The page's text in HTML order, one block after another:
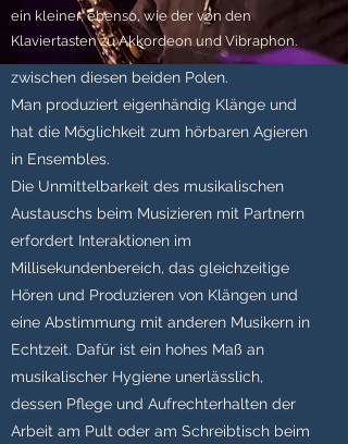
Als Musiker befindet man sich genau
zwischen diesen beiden Polen.
Man produziert eigenhändig Klänge und
hat die Möglichkeit zum hörbaren Agieren
in Ensembles.
Die Unmittelbarkeit des musikalischen
Austauschs beim Musizieren mit Partnern
erfordert Interaktionen im
Millisekundenbereich, das gleichzeitige
Hören und Produzieren von Klängen und
eine Abstimmung mit anderen Musikern in
Echtzeit. Dafür ist ein hohes Maß an
musikalischer Hygiene unerlässlich,
dessen Pflege und Aufrechterhalten der
Arbeit am Pult oder am Schreibtisch beim
ein kleiner, ebenso, wie der von den
Klaviertasten zu Akkordeon und Vibraphon.